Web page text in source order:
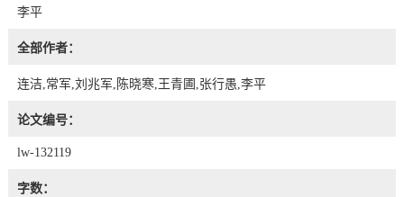
李平
全部作者：
连洁,常军,刘兆军,陈晓寒,王青圃,张行愚,李平
论文编号：
lw-132119
字数：